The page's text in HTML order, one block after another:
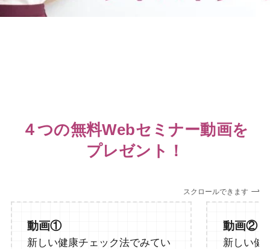
４つの無料Webセミナー動画を
プレゼント！
スクロールできます
動画①
新しい健康チェック法でみてい
動画②
新しい健